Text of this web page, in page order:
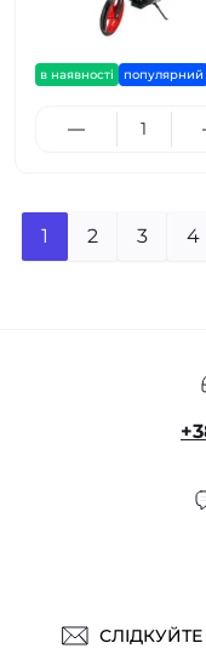
в наявності популярний
1 2 3 4